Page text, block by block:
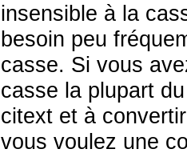
insensible à la
besoin peu
casse. Si vous
casse la plupart
citext et à
vous voulez une